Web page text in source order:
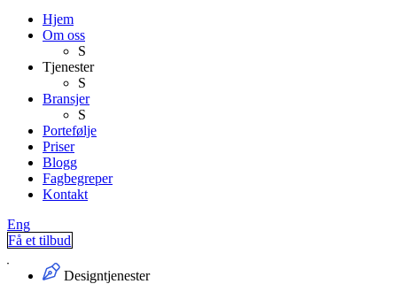
Hjem
Om oss
S
Tjenester
S
Bransjer
S
Portefølje
Priser
Blogg
Fagbegreper
Kontakt
Eng
Få et tilbud
Designtjenester